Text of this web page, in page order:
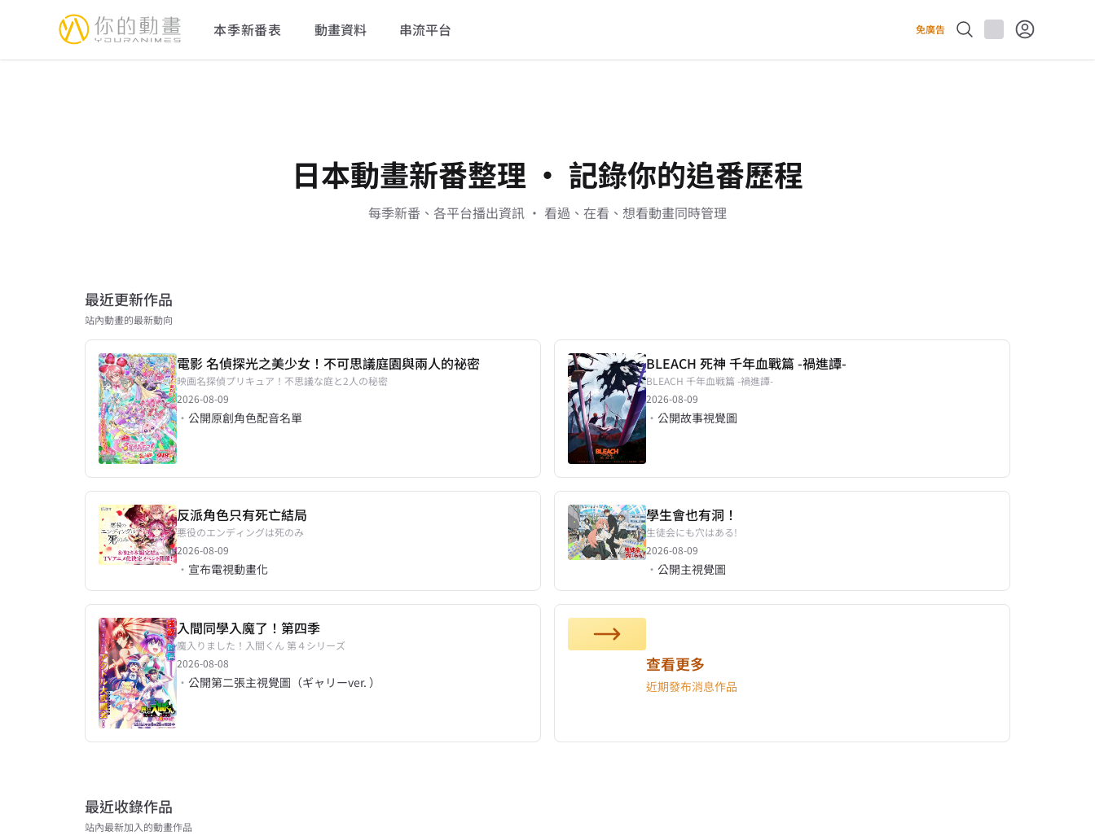
YourAnimes 你的動畫 本季新番表 動畫資料 串流平台 免廣告
日本動畫新番整理 · 記錄你的追番歷程
每季新番、各平台播出資訊 · 看過、在看、想看動畫同時管理
最近更新作品
站內動畫的最新動向
電影 名偵探光之美少女！不可思議庭園與兩人的祕密
映画名探偵プリキュア！不思議な庭と2人の秘密
2026-08-09
· 公開原創角色配音名單
BLEACH 死神 千年血戰篇 -禍進譚-
BLEACH 千年血戦篇 -禍進譚-
2026-08-09
· 公開故事視覺圖
反派角色只有死亡結局
悪役のエンディングは死のみ
2026-08-09
· 宣布電視動畫化
學生會也有洞！
生徒会にも穴はある!
2026-08-09
· 公開主視覺圖
入間同學入魔了！第四季
魔入りました！入間くん 第４シリーズ
2026-08-08
· 公開第二張主視覺圖（ギャリーver. ）
查看更多
近期發布消息作品
最近收錄作品
站內最新加入的動畫作品